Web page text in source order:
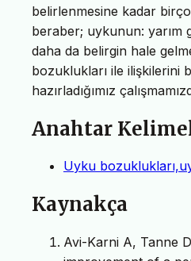
belirlenmesine kadar
beraber; uykunun: yarım
daha da belirgin hale
bozuklukları ile ilişkilerini
hazırladığımız
Anahtar
Uyku
Kaynakça
Avi-Karni A, Tanne